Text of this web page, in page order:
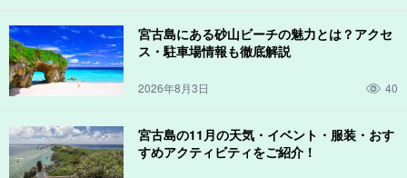
注意事項
※ある程度の大きさがないとお刺身等の調理が難しいため、船
長が持ち帰る魚を判断させていただく場合がございます。
※調理代金は別料金となります。（持ち込むお店によって料金
は異なりますので、居酒屋へのご連絡の際にご確認くださ
宮古島にある砂山ビーチの魅力とは？アクセ
ス・駐車場情報も徹底解説
2026年8月3日 40
宮古島の11月の天気・イベント・服装・おす
すめアクティビティをご紹介！